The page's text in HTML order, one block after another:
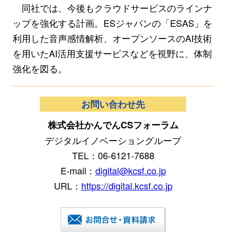
同社では、今後もクラウドサービスのラインナ
ップを強化する計画。ESジャパンの「ESAS」を
利用した音声感情解析、オープンソースのAI技術
を用いたAI活用支援サービスなどを視野に、体制
強化を図る。
お問い合わせ先
株式会社かんでんCSフォーラム
デジタルイノベーショングループ
TEL：06-6121-7688
E-mail： digital@kcsf.co.jp
URL： https://digital.kcsf.co.jp